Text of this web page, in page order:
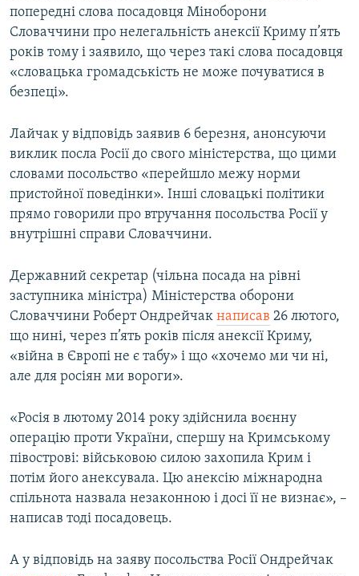
попередні слова посадовця Міноборони
Словаччини про нелегальність анексії Криму п’ять
років тому і заявило, що через такі слова посадовця
«словацька громадськість не може почуватися в
безпеці».
Лайчак у відповідь заявив 6 березня, анонсуючи
виклик посла Росії до свого міністерства, що цими
словами посольство «перейшло межу норми
пристойної поведінки». Інші словацькі політики
прямо говорили про втручання посольства Росії у
внутрішні справи Словаччини.
Державний секретар (чільна посада на рівні
заступника міністра) Міністерства оборони
Словаччини Роберт Ондрейчак написав 26 лютого,
що нині, через п’ять років після анексії Криму,
«війна в Європі не є табу» і що «хочемо ми чи ні,
але для росіян ми вороги».
«Росія в лютому 2014 року здійснила воєнну
операцію проти України, спершу на Кримському
півострові: військовою силою захопила Крим і
потім його анексувала. Цю анексію міжнародна
спільнота назвала незаконною і досі її не визнає», –
написав тоді посадовець.
А у відповідь на заяву посольства Росії Ондрейчак